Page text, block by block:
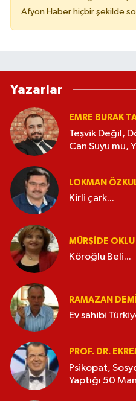
Afyon Haber hiçbir şekilde
Yazarlar
EMRE BURAK
Teşvik Değil,
Can Suyu mu,
LOKMAN
Kirli çark...
MÜRŞIDE OKLU
Köroğlu Beli...
RAMAZAN
Ev sahibi
PROF. DR.
Psikopat,
Yaptığı 50